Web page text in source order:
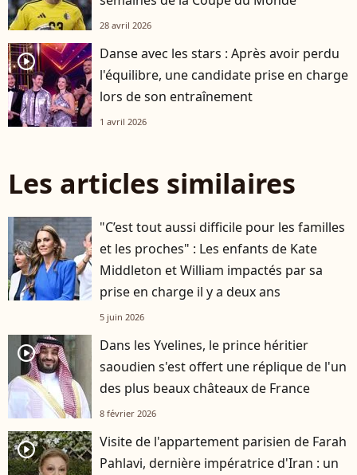
28 avril 2026
player2
Danse avec les stars : Après avoir perdu
l'équilibre, une candidate prise en charge
lors de son entraînement
1 avril 2026
Les articles similaires
"C’est tout aussi difficile pour les familles
et les proches" : Les enfants de Kate
Middleton et William impactés par sa
prise en charge il y a deux ans
5 juin 2026
player2
Dans les Yvelines, le prince héritier
saoudien s'est offert une réplique de l'un
des plus beaux châteaux de France
8 février 2026
player2
Visite de l'appartement parisien de Farah
Pahlavi, dernière impératrice d'Iran : un